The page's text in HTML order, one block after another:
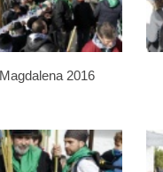
Magdalena 2016